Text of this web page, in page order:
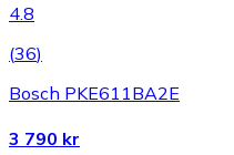
4.8
(36)
Bosch PKE611BA2E
3 790 kr